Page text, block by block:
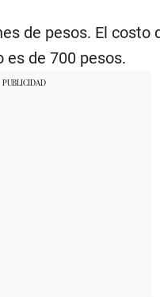
de pesos. El costo
de 700 pesos.